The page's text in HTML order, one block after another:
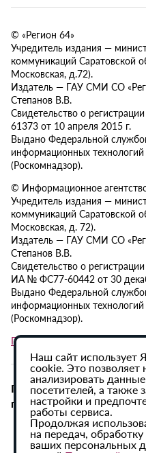
© «Регион 64»
Учредитель издания —
коммуникаций Саратовской
Московская, д.72).
Издатель — ГАУ СМИ СО
Степанов В.В.
Свидетельство о
61373 от 10 апреля 2015 г.
Выдано Федеральной
информационных
(Роскомнадзор).
© Информационное
Учредитель издания —
коммуникаций Саратовской
Московская, д. 72).
Издатель — ГАУ СМИ СО
Степанов В.В.
Свидетельство о
ИА № ФС77-60442 от 30
Выдано Федеральной
информационных
(Роскомнадзор).
Политика в отношении
При использовании
гиперссылка на ИА
Наш сайт использует
cookie. Это позволяет
анализировать
посетителей, а также
настройки и
работы сервиса.
Продолжая
на передач,
ваших персональных